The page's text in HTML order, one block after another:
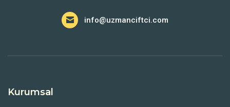
info@uzmanciftci.com
Kurumsal